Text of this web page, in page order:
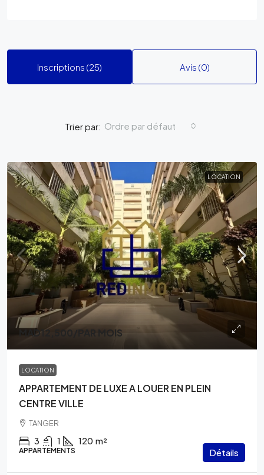
Inscriptions (25) Avis (0)
Trier par: Ordre par défaut
LOCATION
MAD12,500/PAR MOIS
LOCATION
APPARTEMENT DE LUXE A LOUER EN PLEIN
CENTRE VILLE
TANGER
3 1 120 m²
APPARTEMENTS Détails